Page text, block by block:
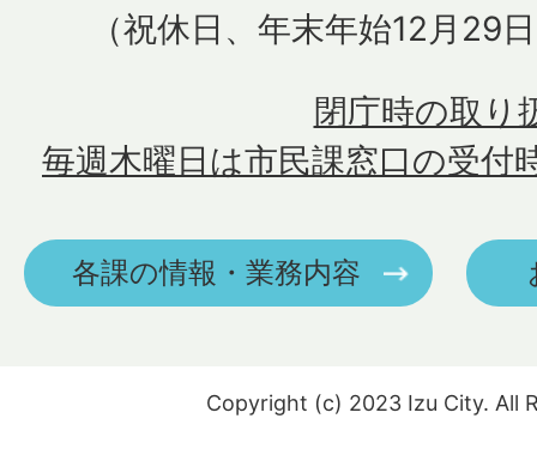
（祝休日、年末年始12月29
毎週木曜日は市民課窓口の受付
閉庁時の取り
各課の情報・業務内容
Copyright (c) 2023 Izu City. All